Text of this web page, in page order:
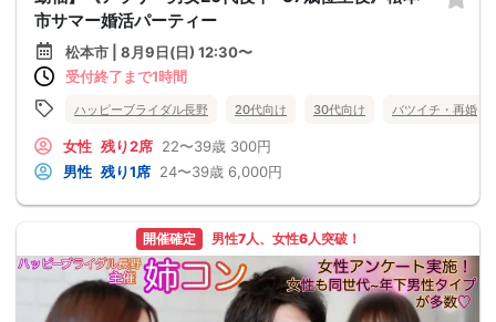
市サマー婚活パーティー
松本市 | 8月9日(日) 12:30〜
受付終了まで1時間
ハッピーブライダル長野 20代向け 30代向け バツイチ・再婚
女性 残り2席 22〜39歳 300円
男性 残り1席 24〜39歳 6,000円
開催確定 男性7人、女性6人突破！